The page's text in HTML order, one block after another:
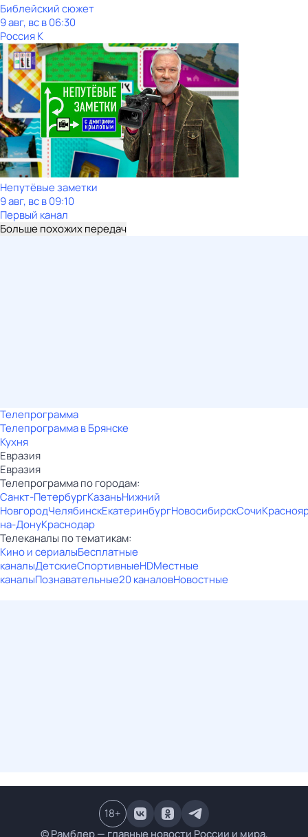
Библейский сюжет
9 авг, вс в 06:30
Россия К
Непутёвые заметки
9 авг, вс в 09:10
Первый канал
Больше похожих передач
Телепрограмма
Телепрограмма в Брянске
Кухня
Евразия
Евразия
Телепрограмма по городам:
Санкт-ПетербургКазаньНижний
НовгородЧелябинскЕкатеринбургНовосибирскСочи
на-ДонуКраснодар
Телеканалы по тематикам:
Кино и сериалыБесплатные
каналыДетскиеСпортивныеHDМестные
каналыПознавательные20 каналовНовостные
© Рамблер — главные новости России и мира,
18+